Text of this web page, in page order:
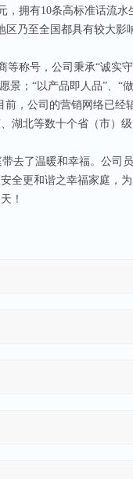
，拥有10条高标准话流水
乃至全国都具有较大影
等称号，公司秉承“诚实
景； “以产品即人品”、 “
，公司的营销网络已经
湖北等数十个省（市）
去了温暖和幸福。公司
全更和谐之幸福家庭，
！